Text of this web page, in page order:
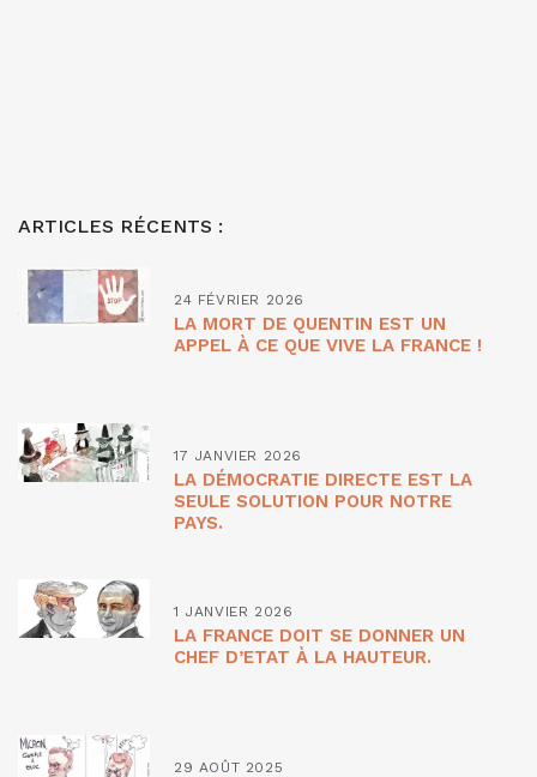
ARTICLES RÉCENTS :
24 FÉVRIER 2026
LA MORT DE QUENTIN EST UN
APPEL À CE QUE VIVE LA FRANCE !
17 JANVIER 2026
LA DÉMOCRATIE DIRECTE EST LA
SEULE SOLUTION POUR NOTRE
PAYS.
1 JANVIER 2026
LA FRANCE DOIT SE DONNER UN
CHEF D’ETAT À LA HAUTEUR.
29 AOÛT 2025